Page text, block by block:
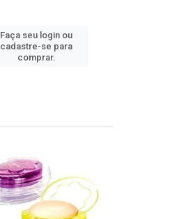
Faça seu login ou
cadastre-se para
comprar.